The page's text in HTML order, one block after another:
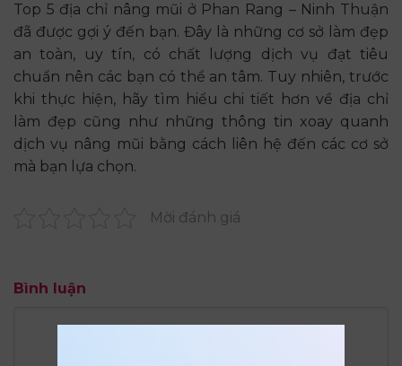
Top 5 địa chỉ nâng mũi ở Phan Rang – Ninh Thuận
đã được gợi ý đến bạn. Đây là những cơ sở làm đẹp
an toàn, uy tín, có chất lượng dịch vụ đạt tiêu
chuẩn nên các bạn có thể an tâm. Tuy nhiên, trước
khi thực hiện, hãy tìm hiểu chi tiết hơn về địa chỉ
làm đẹp cũng như những thông tin xoay quanh
dịch vụ nâng mũi bằng cách liên hệ đến các cơ sở
mà bạn lựa chọn.
Mời đánh giá
Bình luận